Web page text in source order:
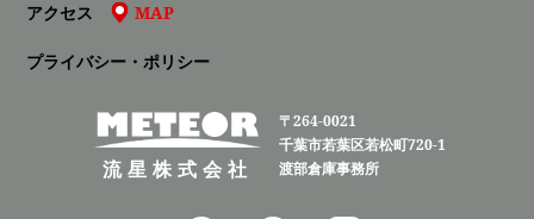
アクセス MAP
プライバシー・ポリシー
流星株式会社
〒264-0021
千葉市若葉区若松町720-1
渡部倉庫事務所